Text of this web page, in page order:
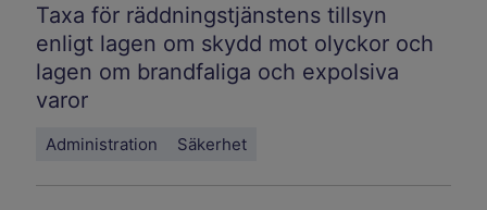
Taxa för räddningstjänstens tillsyn
enligt lagen om skydd mot olyckor och
lagen om brandfaliga och expolsiva
varor
Administration Säkerhet